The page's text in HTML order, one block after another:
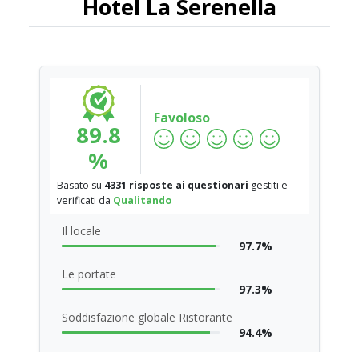
Hotel La Serenella
89.8
%
Favoloso
Basato su 4331 risposte ai questionari gestiti e
verificati da Qualitando
Il locale
97.7%
Le portate
97.3%
Soddisfazione globale Ristorante
94.4%